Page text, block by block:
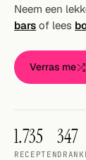
Galerij
Willekeurig
Voeg hier uw
Alle dranken
Neem een
bars of lees
Verras me
1.735
RECEPTEN
347